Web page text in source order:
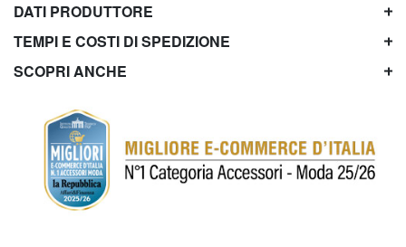
DATI PRODUTTORE
TEMPI E COSTI DI SPEDIZIONE
SCOPRI ANCHE